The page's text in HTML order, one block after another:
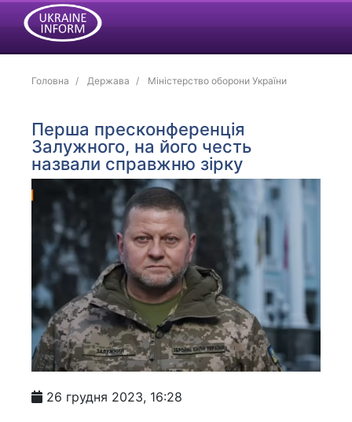
Головна Держава Міністерство оборони України
Перша пресконференція
Залужного, на його честь
назвали справжню зірку
26 грудня 2023, 16:28